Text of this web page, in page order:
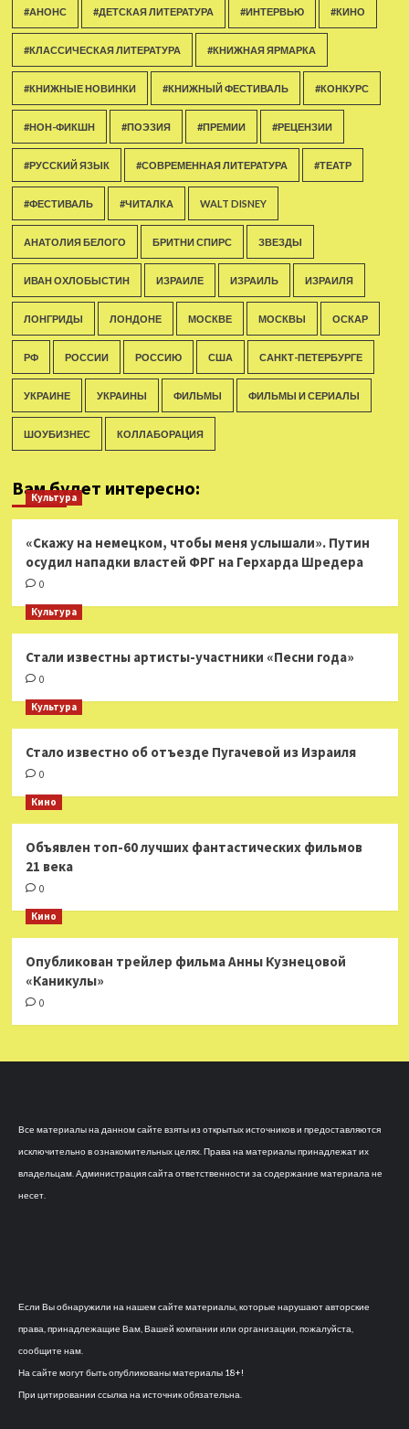
#АНОНС #ДЕТСКАЯ ЛИТЕРАТУРА #ИНТЕРВЬЮ #КИНО
#КЛАССИЧЕСКАЯ ЛИТЕРАТУРА #КНИЖНАЯ ЯРМАРКА
#КНИЖНЫЕ НОВИНКИ #КНИЖНЫЙ ФЕСТИВАЛЬ #КОНКУРС
#НОН-ФИКШН #ПОЭЗИЯ #ПРЕМИИ #РЕЦЕНЗИИ
#РУССКИЙ ЯЗЫК #СОВРЕМЕННАЯ ЛИТЕРАТУРА #ТЕАТР
#ФЕСТИВАЛЬ #ЧИТАЛКА WALT DISNEY
АНАТОЛИЯ БЕЛОГО БРИТНИ СПИРС ЗВЕЗДЫ
ИВАН ОХЛОБЫСТИН ИЗРАИЛЕ ИЗРАИЛЬ ИЗРАИЛЯ
ЛОНГРИДЫ ЛОНДОНЕ МОСКВЕ МОСКВЫ ОСКАР
РФ РОССИИ РОССИЮ США САНКТ-ПЕТЕРБУРГЕ
УКРАИНЕ УКРАИНЫ ФИЛЬМЫ ФИЛЬМЫ И СЕРИАЛЫ
ШОУБИЗНЕС КОЛЛАБОРАЦИЯ
Вам будет интересно:
Культура
«Скажу на немецком, чтобы меня услышали». Путин
осудил нападки властей ФРГ на Герхарда Шредера
0
Культура
Стали известны артисты-участники «Песни года»
0
Культура
Стало известно об отъезде Пугачевой из Израиля
0
Кино
Объявлен топ-60 лучших фантастических фильмов
21 века
0
Кино
Опубликован трейлер фильма Анны Кузнецовой
«Каникулы»
0
Все материалы на данном сайте взяты из открытых источников и предоставляются
исключительно в ознакомительных целях. Права на материалы принадлежат их
владельцам. Администрация сайта ответственности за содержание материала не
несет.
Если Вы обнаружили на нашем сайте материалы, которые нарушают авторские
права, принадлежащие Вам, Вашей компании или организации, пожалуйста,
сообщите нам.
На сайте могут быть опубликованы материалы 18+!
При цитировании ссылка на источник обязательна.